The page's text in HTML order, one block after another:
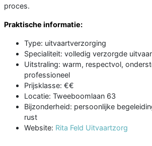
proces.
Praktische informatie:
Type: uitvaartverzorging
Specialiteit: volledig verzorgde
Uitstraling: warm, respectvol,
professioneel
Prijsklasse: €€
Locatie: Tweeboomlaan 63
Bijzonderheid: persoonlijke
rust
Website: Rita Feld Uitvaartzorg